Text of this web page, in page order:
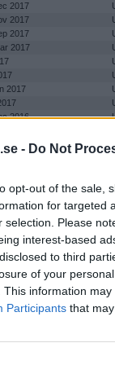
- Do Not
opt-out of the sale,
for targeted
selection. Please
interest-based
to third
of your
This information
Participants that
2017
2017
2017
2017
2017
2016
2016
2016
2016
2015
2015